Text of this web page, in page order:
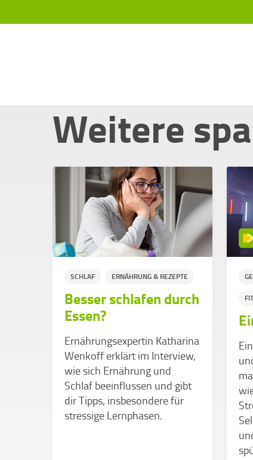
Weitere
SCHLAF ERNÄHRUNG & REZEPTE
Besser schlafen durch
Essen?
Ernährungsexpertin Katharina
Wenkoff erklärt im Interview,
wie sich Ernährung und
Schlaf beeinflussen und gibt
dir Tipps, insbesondere für
stressige Lernphasen.